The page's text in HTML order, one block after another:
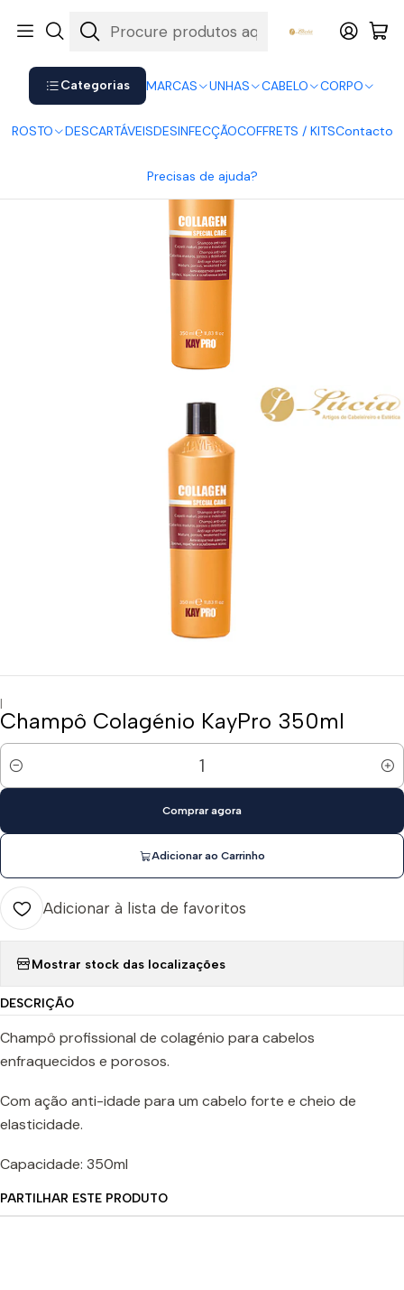
Categorias MARCAS UNHAS CABELO CORPO
ROSTO DESCARTÁVEISDESINFECÇÃOCOFFRETS / KITSContacto
Precisas de ajuda?
Shop now. Pay later with Klarna.
|
Champô Colagénio KayPro 350ml
Quantidade
Adicionar ao Carrinho
Comprar agora
Adicionar à lista de favoritos
Mostrar stock das localizações
DESCRIÇÃO
Champô profissional de colagénio para cabelos
enfraquecidos e porosos.
Com ação anti-idade para um cabelo forte e cheio de
elasticidade.
Capacidade: 350ml
PARTILHAR ESTE PRODUTO